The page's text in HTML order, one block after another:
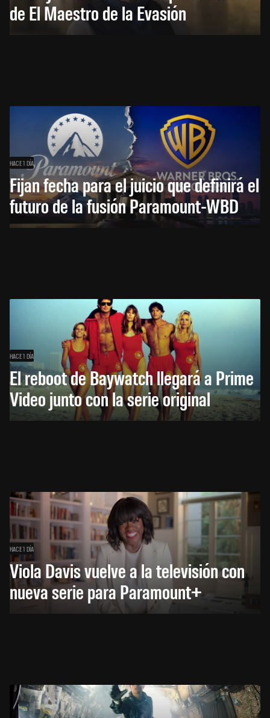
de El Maestro de la Evasión
HACE 1 DÍA
Fijan fecha para el juicio que definirá el
futuro de la fusión Paramount-WBD
HACE 1 DÍA
El reboot de Baywatch llegará a Prime
Video junto con la serie original
HACE 1 DÍA
Viola Davis vuelve a la televisión con
nueva serie para Paramount+